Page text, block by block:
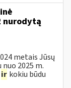
nurodytą
metais Jūsų
2025 m.
ir kokiu būdu